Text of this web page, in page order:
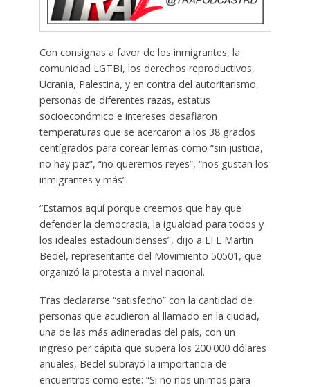
Con consignas a favor de los inmigrantes, la
comunidad LGTBI, los derechos reproductivos,
Ucrania, Palestina, y en contra del autoritarismo,
personas de diferentes razas, estatus
socioeconómico e intereses desafiaron
temperaturas que se acercaron a los 38 grados
centígrados para corear lemas como “sin justicia,
no hay paz”, “no queremos reyes”, “nos gustan los
inmigrantes y más”.
“Estamos aquí porque creemos que hay que
defender la democracia, la igualdad para todos y
los ideales estadounidenses”, dijo a EFE Martin
Bedel, representante del Movimiento 50501, que
organizó la protesta a nivel nacional.
Tras declararse “satisfecho” con la cantidad de
personas que acudieron al llamado en la ciudad,
una de las más adineradas del país, con un
ingreso per cápita que supera los 200.000 dólares
anuales, Bedel subrayó la importancia de
encuentros como este: “Si no nos unimos para